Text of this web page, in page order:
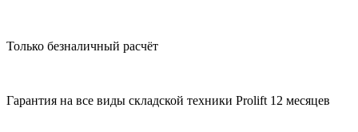
Только безналичный расчёт
Гарантия на все виды складской техники Prolift 12 месяцев